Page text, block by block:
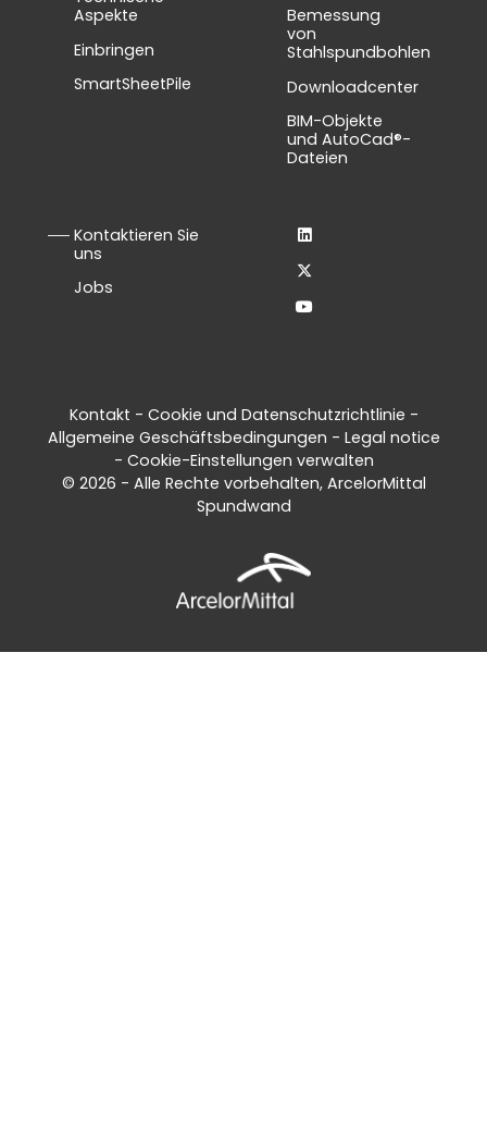
Aspekte
Einbringen
SmartSheetPile
Bemessung
von
Stahlspundbohlen
Downloadcenter
BIM-Objekte
und AutoCad®-
Dateien
Kontaktieren Sie
uns
Jobs
Kontakt - Cookie und Datenschutzrichtlinie -
Allgemeine Geschäftsbedingungen - Legal notice
- Cookie-Einstellungen verwalten
© 2026 - Alle Rechte vorbehalten, ArcelorMittal
Spundwand